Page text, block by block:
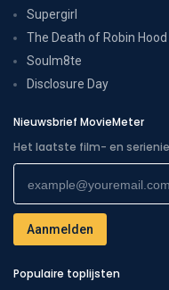
Supergirl
The Death of Robin Hood
Soulm8te
Disclosure Day
Nieuwsbrief MovieMeter
Het laatste film- en
Populaire toplijsten